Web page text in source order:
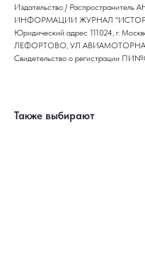
Издательство /
ИНФОРМАЦИИ ЖУРНАЛ
Юридический адрес 111024, г.
ЛЕФОРТОВО, УЛ АВИАМОТОРНАЯ,
Свидетельство о регистрации
Также выбирают